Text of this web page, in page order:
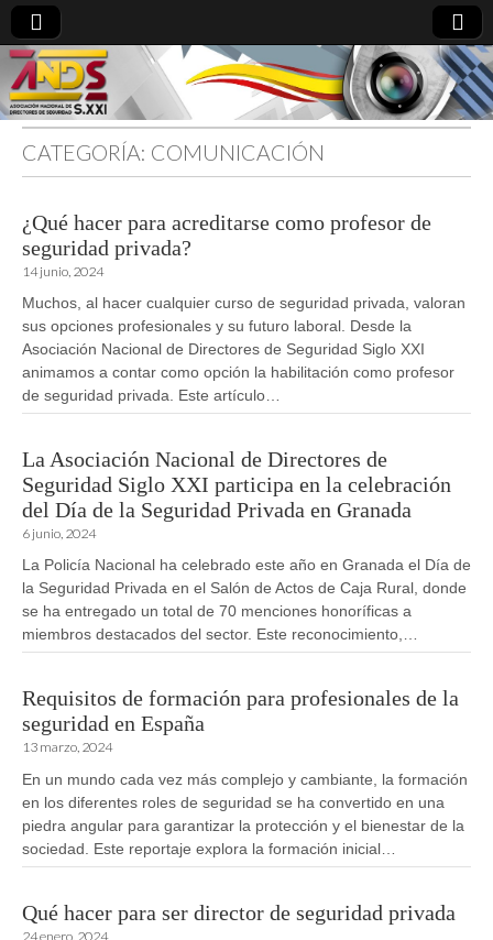
CATEGORÍA: COMUNICACIÓN
¿Qué hacer para acreditarse como profesor de
seguridad privada?
14 junio, 2024
Muchos, al hacer cualquier curso de seguridad privada, valoran
sus opciones profesionales y su futuro laboral. Desde la
Asociación Nacional de Directores de Seguridad Siglo XXI
animamos a contar como opción la habilitación como profesor
de seguridad privada. Este artículo…
La Asociación Nacional de Directores de
Seguridad Siglo XXI participa en la celebración
del Día de la Seguridad Privada en Granada
6 junio, 2024
La Policía Nacional ha celebrado este año en Granada el Día de
la Seguridad Privada en el Salón de Actos de Caja Rural, donde
se ha entregado un total de 70 menciones honoríficas a
miembros destacados del sector. Este reconocimiento,…
Requisitos de formación para profesionales de la
seguridad en España
13 marzo, 2024
En un mundo cada vez más complejo y cambiante, la formación
en los diferentes roles de seguridad se ha convertido en una
piedra angular para garantizar la protección y el bienestar de la
sociedad. Este reportaje explora la formación inicial…
Qué hacer para ser director de seguridad privada
24 enero, 2024